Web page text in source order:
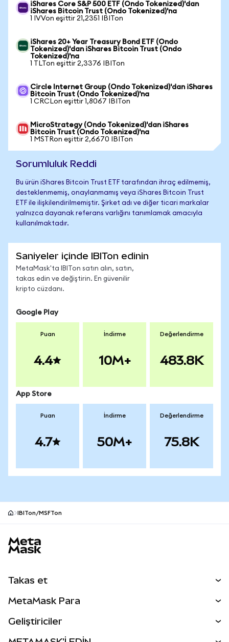
iShares Core S&P 500 ETF (Ondo Tokenized)'dan
iShares Bitcoin Trust (Ondo Tokenized)'na
1 IVVon eşittir 21,2351 IBITon
iShares 20+ Year Treasury Bond ETF (Ondo
Tokenized)'dan iShares Bitcoin Trust (Ondo
Tokenized)'na
1 TLTon eşittir 2,3376 IBITon
Circle Internet Group (Ondo Tokenized)'dan iShares
Bitcoin Trust (Ondo Tokenized)'na
1 CRCLon eşittir 1,8067 IBITon
MicroStrategy (Ondo Tokenized)'dan iShares
Bitcoin Trust (Ondo Tokenized)'na
1 MSTRon eşittir 2,6670 IBITon
Sorumluluk Reddi
Bu ürün iShares Bitcoin Trust ETF tarafından ihraç edilmemiş,
desteklenmemiş, onaylanmamış veya iShares Bitcoin Trust
ETF ile ilişkilendirilmemiştir. Şirket adı ve diğer ticari markalar
yalnızca dayanak referans varlığını tanımlamak amacıyla
kullanılmaktadır.
Saniyeler içinde IBITon edinin
MetaMask'ta IBITon satın alın, satın,
takas edin ve değiştirin. En güvenilir
kripto cüzdanı.
Google Play
Puan
4.4
İndirme
10M+
Değerlendirme
483.8K
App Store
Puan
4.7
İndirme
50M+
Değerlendirme
75.8K
IBITon/MSFTon
Takas et
Perps
MetaMask Para
Geliştiriciler